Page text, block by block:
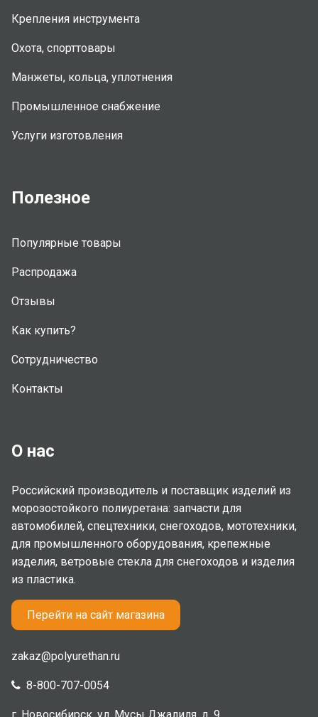
Крепления инструмента
Охота, спорттовары
Манжеты, кольца, уплотнения
Промышленное снабжение
Услуги изготовления
Полезное
Популярные товары
Распродажа
Отзывы
Как купить?
Сотрудничество
Контакты
О нас
Российский производитель и поставщик изделий из
морозостойкого полиуретана: запчасти для
автомобилей, спецтехники, снегоходов, мототехники,
для промышленного оборудования, крепежные
изделия, ветровые стекла для снегоходов и изделия
из пластика.
Перейти на сайт магазина
zakaz@polyurethan.ru
8-800-707-0054
г. Новосибирск, ул. Мусы Джалиля, д. 9